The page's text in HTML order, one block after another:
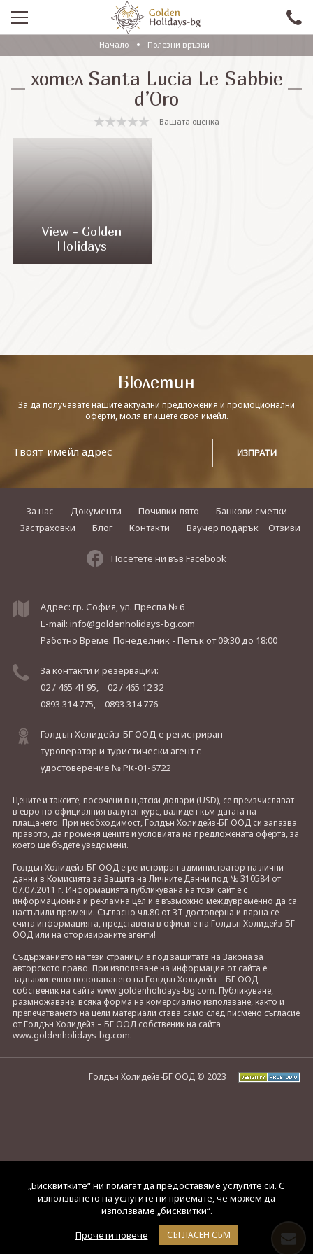
ПРОМО
EКСКУРЗИИ СЪС САМОЛЕТ
ЕКСКУРЗИИ С АВТОБУС
ЕКЗОТИКА
Начало Полезни връзки
хотел Santa Lucia Le Sabbie
d’Oro
Вашата оценка
View - Golden
Holidays
Бюлетин
За да получавате нашите актуални предложения и промоционални
оферти, моля впишете своя имейл.
За нас Документи Почивки лято
Банкови сметки
Застраховки
Блог Контакти Ваучер подарък Отзиви
Посетете ни във Facebook
Адрес: гр. София, ул. Преспа № 6
E-mail: info@goldenholidays-bg.com
Работно Време: Понеделник - Петъкот 09:30 до 18:00
За контакти и резервации:
02 / 465 41 95,
02 / 465 12 32
0893 314 775,
0893 314 776
Голдън Холидейз-БГ ООД е регистриран
туроператор и туристически агент с
удостоверение № РК-01-6722
Цените и таксите, посочени в щатски долари (USD), се преизчисляват
в евро по официалния валутен курс, валиден към датата на
плащането. При необходимост, Голдън Холидейз-БГ ООД си запазва
правото, да променя цените и условията на предложената оферта, за
което ще бъдете уведомени.
Голдън Холидейз-БГ ООД е регистриран администратор на лични
данни в Комисията за Защита на Личните Данни под № 310584 от
07.07.2011 г. Информацията публикувана на този сайт е с
информационна и рекламна цел и е възможно междувременно да са
настъпили промени. Съгласно чл.80 от ЗТ достоверна и вярна се
счита информацията, представена в офисите на Голдън Холидейз-БГ
ООД или на оторизираните агенти!
Съдържанието на тези страници е под защитата на Закона за
авторското право. При използване на информация от сайта е
задължително позоваването на Голдън Холидейз – БГ ООД
собственик на сайта www.goldenholidays-bg.com. Публикуване,
размножаване, всяка форма на комерсиално използване, както и
препечатването на цели материали става само след писмено съгласие
от Голдън Холидейз – БГ ООД собственик на сайта
www.goldenholidays-bg.com.
Голдън Холидейз-БГ ООД © 2023
„Бисквитките“ ни помагат да предоставяме услугите си. С
използването на услугите ни приемате, че можем да
използваме „бисквитки“.
Прочети повече
СЪГЛАСЕН СЪМ